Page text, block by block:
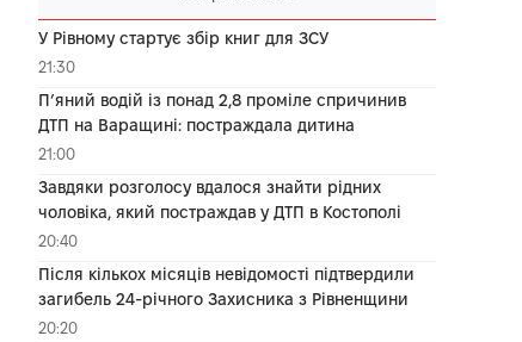
У Рівному стартує збір книг для ЗСУ
21:30
П’яний водій із понад 2,8 проміле спричинив
ДТП на Варащині: постраждала дитина
21:00
Завдяки розголосу вдалося знайти рідних
чоловіка, який постраждав у ДТП в Костополі
20:40
Після кількох місяців невідомості підтвердили
загибель 24-річного Захисника з Рівненщини
20:20